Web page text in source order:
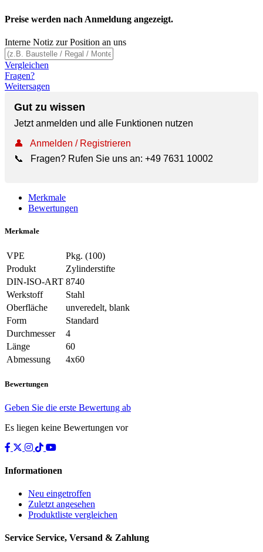
Preise werden nach Anmeldung angezeigt.
Interne Notiz zur Position an uns
Vergleichen
Fragen?
Weitersagen
Gut zu wissen
Jetzt anmelden und alle Funktionen nutzen
👤
Anmelden / Registrieren
📞
Fragen? Rufen Sie uns an: +49 7631 10002
Merkmale
Bewertungen
Merkmale
VPE
Pkg. (100)
Produkt
Zylinderstifte
DIN-ISO-ART 8740
Werkstoff
Stahl
Oberfläche
unveredelt, blank
Form
Standard
Durchmesser
4
Länge
60
Abmessung
4x60
Bewertungen
Geben Sie die erste Bewertung ab
Es liegen keine Bewertungen vor
Informationen
Neu eingetroffen
Zuletzt angesehen
Produktliste vergleichen
Service Service, Versand & Zahlung